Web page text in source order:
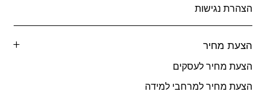
הצהרת נגישות
הצעת מחיר
הצעת מחיר לעסקים
הצעת מחיר למרחבי למידה